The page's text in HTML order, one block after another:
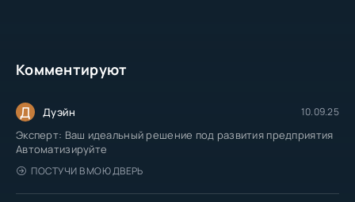
Комментируют
Д Дуэйн 10.09.25
Эксперт: Ваш идеальный решение под развития предприятия
Автоматизируйте
ПОСТУЧИ В МОЮ ДВЕРЬ